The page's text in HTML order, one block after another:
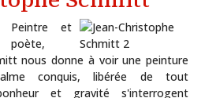
Peintre et
poète,
nous donne à voir une peinture
conquis, libérée de tout
et gravité s'interrogent